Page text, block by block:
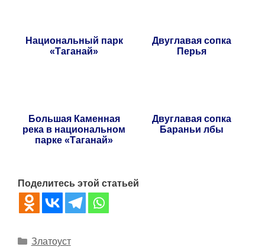
Национальный парк
«Таганай»
Двуглавая сопка
Перья
Большая Каменная
река в национальном
парке «Таганай»
Двуглавая сопка
Бараньи лбы
Поделитесь этой статьей
Рубрики
Златоуст